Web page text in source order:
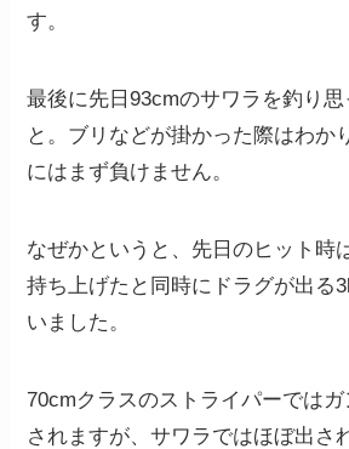
す。
最後に先日93cmのサワラを釣り
と。ブリなどが掛かった際はわか
にはまず負けません。
なぜかというと、先日のヒット時
持ち上げたと同時にドラグが出る
いました。
70cmクラスのストライパーでは
されますが、サワラではほぼ出さ